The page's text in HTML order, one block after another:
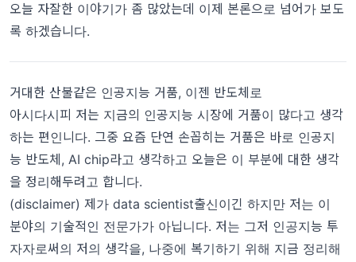
오늘 자잘한 이야기가 좀 많았는데 이제 본론으로 넘어가 보도
록 하겠습니다.
거대한 산불같은 인공지능 거품, 이젠 반도체로
아시다시피 저는 지금의 인공지능 시장에 거품이 많다고 생각
하는 편인니다. 그중 요즘 단연 손꼽히는 거품은 바로 인공지
능 반도체, AI chip라고 생각하고 오늘은 이 부분에 대한 생각
을 정리해두려고 합니다.
(disclaimer) 제가 data scientist출신이긴 하지만 저는 이
분야의 기술적인 전문가가 아닙니다. 저는 그저 인공지능 투
자자로써의 저의 생각을, 나중에 복기하기 위해 지금 정리해